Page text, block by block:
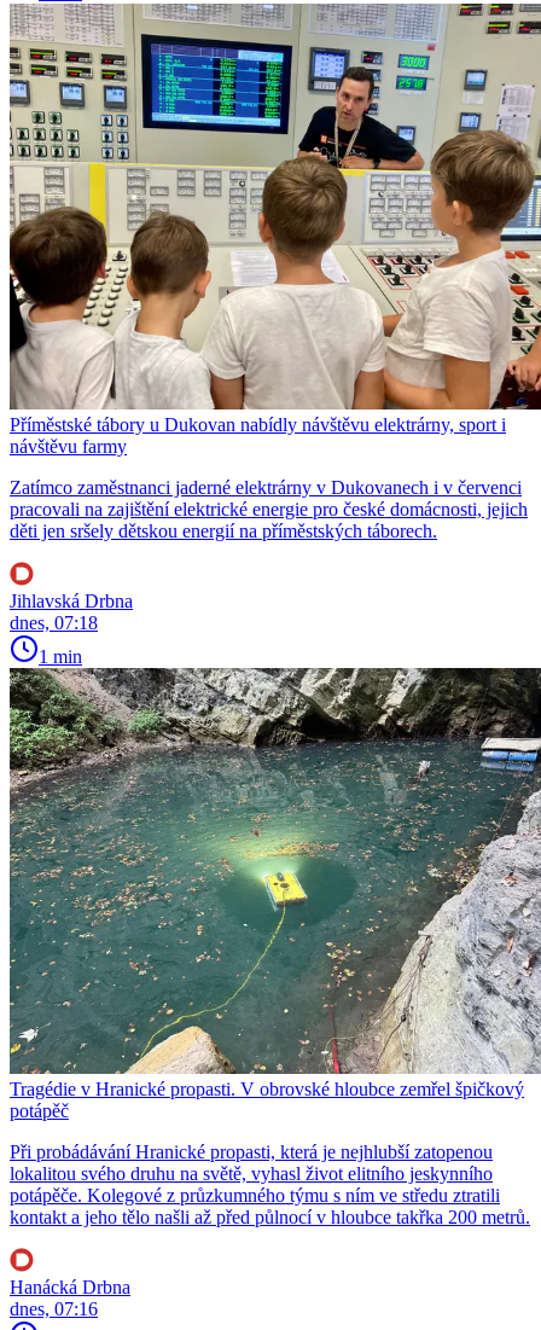
Příměstské tábory u Dukovan nabídly návštěvu elektrárny, sport i
návštěvu farmy
Zatímco zaměstnanci jaderné elektrárny v Dukovanech i v červenci
pracovali na zajištění elektrické energie pro české domácnosti, jejich
děti jen sršely dětskou energií na příměstských táborech.
Jihlavská Drbna
dnes, 07:18
1 min
Tragédie v Hranické propasti. V obrovské hloubce zemřel špičkový
potápěč
Při probádávání Hranické propasti, která je nejhlubší zatopenou
lokalitou svého druhu na světě, vyhasl život elitního jeskynního
potápěče. Kolegové z průzkumného týmu s ním ve středu ztratili
kontakt a jeho tělo našli až před půlnocí v hloubce takřka 200 metrů.
Hanácká Drbna
dnes, 07:16